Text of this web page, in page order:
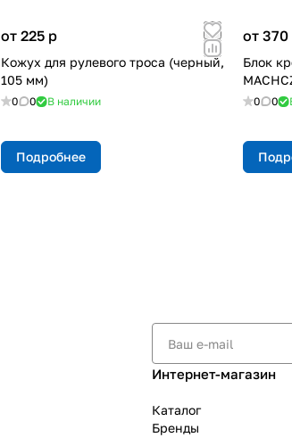
от 225 p
Кожух для рулевого троса (черный,
105 мм)
0 0 В наличии
Подробнее
от 370
Блок
0 0
Интернет-магазин
Каталог
Бренды